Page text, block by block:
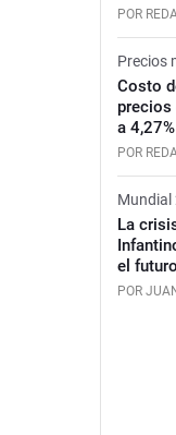
POR
Precios
Costo
precios
a 4,27%
POR
Mundial
La
el
POR